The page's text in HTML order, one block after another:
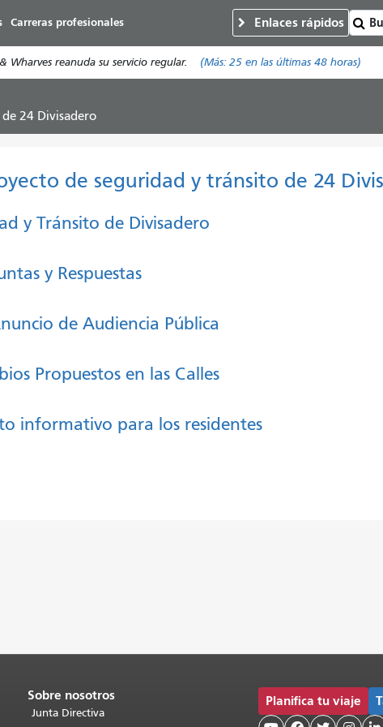
al
contenido
principal
Carreras profesionales Enlaces rápidos
Wharves reanuda su servicio regular. (Más: 25en las últimas 48 horas)
24 Divisadero
de seguridad y tránsito de 24
y Tránsito de Divisadero
y Respuestas
de Audiencia Pública
Propuestos en las Calles
informativo para los residentes
Sobre nosotros
Junta Directiva
Planifica tu viaje